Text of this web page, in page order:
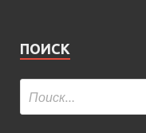
ПОИСК